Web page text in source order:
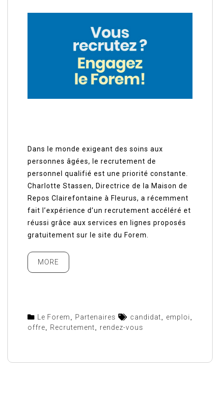
Dans le monde exigeant des soins aux
personnes âgées, le recrutement de
personnel qualifié est une priorité constante.
Charlotte Stassen, Directrice de la Maison de
Repos Clairefontaine à Fleurus, a récemment
fait l’expérience d’un recrutement accéléré et
réussi grâce aux services en lignes proposés
gratuitement sur le site du Forem.
MORE
Le Forem Partenaires candidat emploi
offre
Recrutement rendez-vous